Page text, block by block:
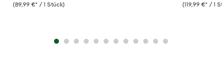
(89,99 €* / 1 Stück)
(119,99 €* / 1